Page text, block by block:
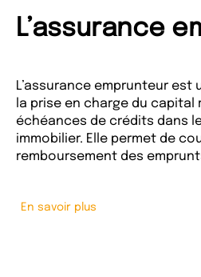
L’assurance
L’assurance emprunteur
la prise en charge du capital
échéances de crédits dans
immobilier. Elle permet de
remboursement des
En savoir plus